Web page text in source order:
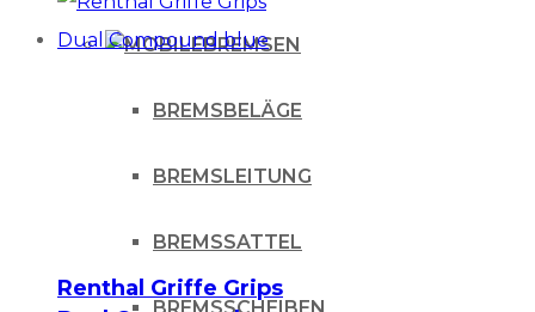
BREMSEN
BREMSBELÄGE
BREMSLEITUNG
BREMSSATTEL
Renthal Griffe Grips